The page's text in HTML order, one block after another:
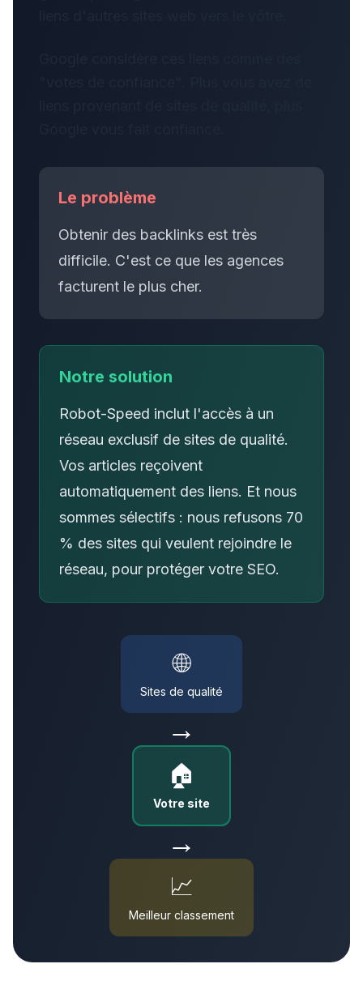
Le problème
Obtenir des backlinks est très
difficile. C'est ce que les agences
facturent le plus cher.
Notre solution
Robot-Speed inclut l'accès à un
réseau exclusif de sites de qualité.
Vos articles reçoivent
automatiquement des liens. Et nous
sommes sélectifs : nous refusons 70
% des sites qui veulent rejoindre le
réseau, pour protéger votre SEO.
🌐
Sites de qualité
→
🏠
Votre site
→
📈
Meilleur classement